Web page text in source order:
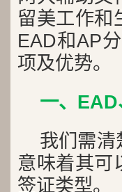
留美工作和
EAD和AP
项及优势。
一、
我们需清
意味着其可
签证类型。